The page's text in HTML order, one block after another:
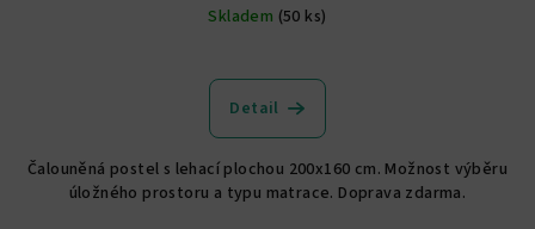
Skladem (50 ks)
hodnocení
produktu
z
5
Detail
Čalouněná postel s lehací plochou 200x160 cm. Možnost výběru
úložného prostoru a typu matrace. Doprava zdarma.